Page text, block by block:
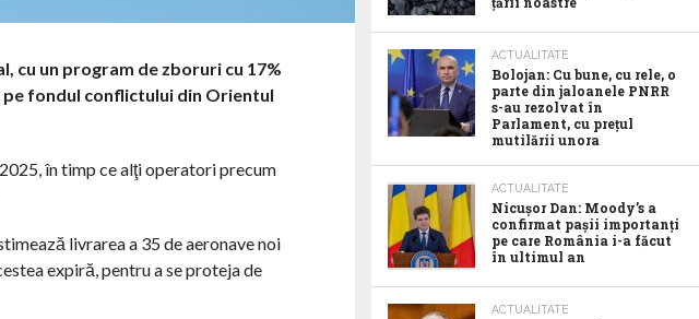
cu un program de zboruri cu 17%
fondul conflictului din Orientul
în timp ce alţi operatori precum
livrarea a 35 de aeronave noi
expiră, pentru a se proteja de
ACTUALITATE
Bolojan: Cu bune, cu rele, o
parte din jaloanele PNRR
s-au rezolvat în
Parlament, cu prețul
mutilării unora
ACTUALITATE
Nicușor Dan: Moody’s a
confirmat pașii importanți
pe care România i-a făcut
în ultimul an
ACTUALITATE